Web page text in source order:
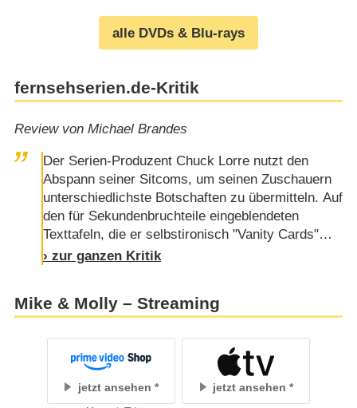
alle DVDs & Blu-rays
fernsehserien.de-Kritik
Review von Michael Brandes
Der Serien-Produzent Chuck Lorre nutzt den
Abspann seiner Sitcoms, um seinen Zuschauern
unterschiedlichste Botschaften zu übermitteln. Auf
den für Sekundenbruchteile eingeblendeten
Texttafeln, die er selbstironisch "Vanity Cards"
nennt, schildert er den Fans von "Two and a Half
scharfzüngige Fernsehkritiker. Ausführlich erklärt
Highschool boykottieren will oder …
› zur ganzen Kritik
Mike & Molly – Streaming
jetzt ansehen jetzt ansehen